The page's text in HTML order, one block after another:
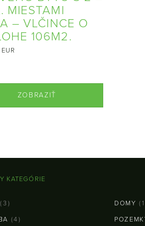
MIESTAMI
– VLČINCE O
106M2.
ZOBRAZIŤ
KATEGÓRIE
(3) DOMY
(4)